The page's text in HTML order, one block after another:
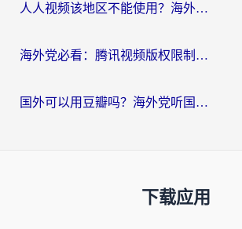
人人视频该地区不能使用？海外党追剧看片的终极解决方案来了
海外党必看：腾讯视频版权限制怎么破？3步让你轻松追剧
国外可以用豆瓣吗？海外党听国内音乐听书的实用指南
下载应用